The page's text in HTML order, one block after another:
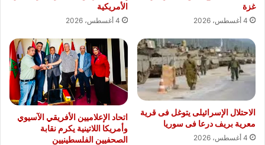
غزة
4 أغسطس، 2026
الأمريكية
4 أغسطس، 2026
الاحتلال الإسرائيلى يتوغل فى قرية
معرية بريف درعا فى سوريا
4 أغسطس، 2026
اتحاد الإعلاميين الأفريقي الآسيوي
وأمريكا اللاتينية يكرم نقابة
الصحفيين الفلسطينيين